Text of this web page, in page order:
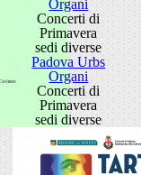
Organi
Concerti di
Primavera
sedi diverse
Padova Urbs
Organi
Concerti di
Primavera
sedi diverse